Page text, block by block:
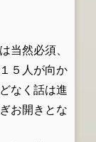
当然必須、
５人が向か
なく話は進
お開きとな